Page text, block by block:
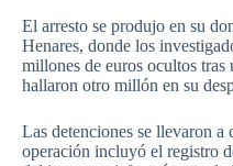
El arresto se produjo en su
Henares, donde los
millones de euros ocultos tras
hallaron otro millón en su
Las detenciones se llevaron a
operación incluyó el registro